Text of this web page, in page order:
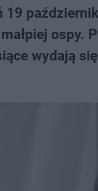
19
ospy.
wydają